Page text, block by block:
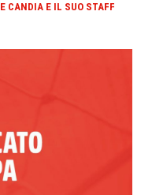
CANDIA E IL SUO STAFF